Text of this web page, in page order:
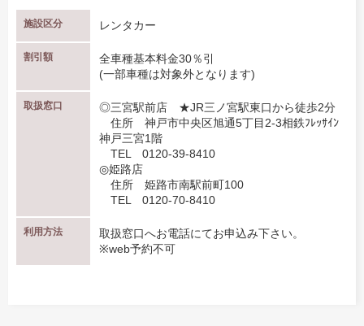
施設区分 レンタカー
割引額
全車種基本料金30％引
(一部車種は対象外となります)
取扱窓口
◎三宮駅前店 ★JR三ノ宮駅東口から徒歩2分
住所 神戸市中央区旭通5丁目2-3相鉄ﾌﾚｯｻｲﾝ
神戸三宮1階
TEL 0120-39-8410
◎姫路店
住所 姫路市南駅前町100
TEL 0120-70-8410
利用方法
取扱窓口へお電話にてお申込み下さい。
※web予約不可